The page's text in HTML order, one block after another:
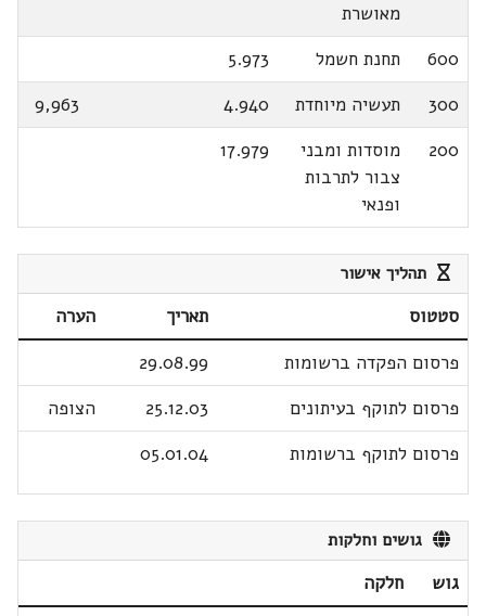
מאושרת
600 תחנת חשמל
5.973
300
תעשיה מיוחדת 4.940
9,963
200
מוסדות ומבני
צבור לתרבות
ופנאי
17.979
תהליך אישור
סטטוס תאריך
הערה
פרסום הפקדה ברשומות
29.08.99
פרסום לתוקף בעיתונים
25.12.03
הצופה
פרסום לתוקף ברשומות
05.01.04
גושים וחלקות
גוש
חלקה